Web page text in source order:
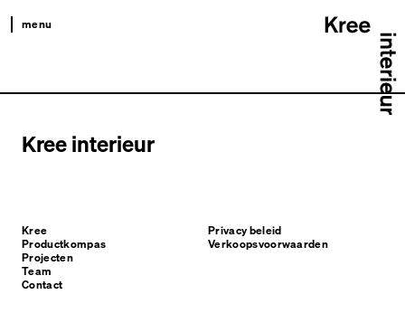
menu
productkompas
Kree interieur
Kree
Productkompas
Projecten
Team
Contact
Privacy beleid
Verkoopsvoorwaarden